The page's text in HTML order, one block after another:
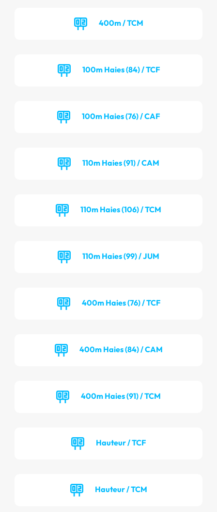
400m / TCM
100m Haies (84) / TCF
100m Haies (76) / CAF
110m Haies (91) / CAM
110m Haies (106) / TCM
110m Haies (99) / JUM
400m Haies (76) / TCF
400m Haies (84) / CAM
400m Haies (91) / TCM
Hauteur / TCF
Hauteur / TCM